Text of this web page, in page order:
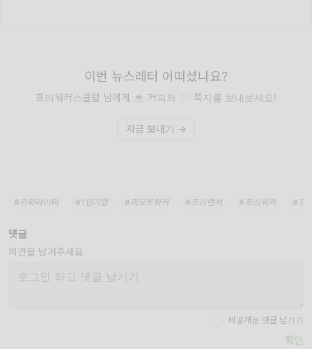
이번 뉴스레터 어떠셨나요?
프리워커스클럽 님에게 ☕️ 커피와 ✉️ 쪽지를 보내보세요!
지금 보내기 →
#카피라이터 #1인기업 #리모트워커 #프리랜서 #프리워커 #프
댓글
의견을 남겨주세요
비공개로 댓글 남기기
확인